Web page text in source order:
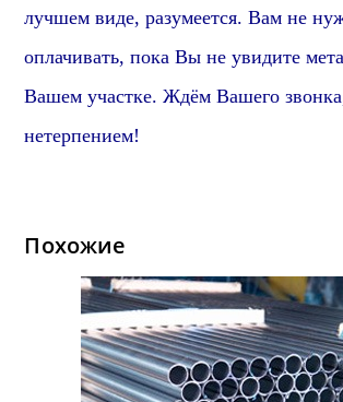
лучшем виде,разумеется. Вам не
оплачивать, пока Вы не увидите
Вашем участке. Ждём Вашего
нетерпением!
Похожие